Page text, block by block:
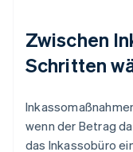
Zwischen
Schritten
wenn der Betrag
das Inkassobüro